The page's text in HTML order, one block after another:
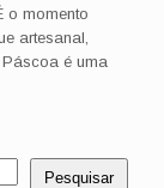
o momento
artesanal,
é uma
Pesquisar